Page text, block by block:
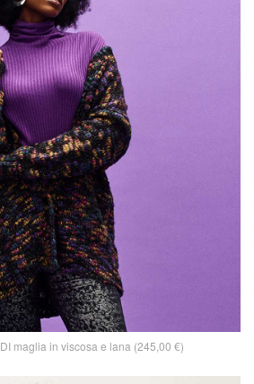
maglia in viscosa e lana (245,00 €)